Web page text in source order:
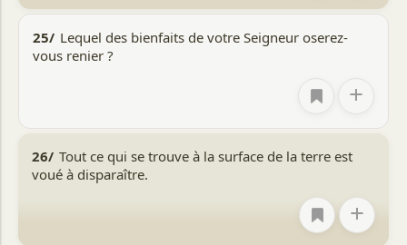
dans ce monde et ont vécu avec la claire compréhension
qu'ils devront un jour comparaître devant leur Seigneur et
rendre compte de leurs actes et actions.
C'est une allocution pleine de verve et d'éloquence au cours
de la grande puissance d'Allah, chacun des bienfaits qu'Il a
accordés, chacune des manifestations de Sa Souveraineté
et de Sa domination, chacun des détails de Son châtiment
et de Ses récompenses, les djinns et les hommes ont été
interrogés à maintes reprises : "Lequel donc des bienfaits
et des faveurs de votre Seigneur nierez-vous ?" Nous
expliquerons ci-dessous qu'alaa est un mot aux multiples
25/ Lequel des bienfaits de votre Seigneur oserez-
vous renier ?
+
26/ Tout ce qui se trouve à la surface de la terre est
voué à disparaître.
+